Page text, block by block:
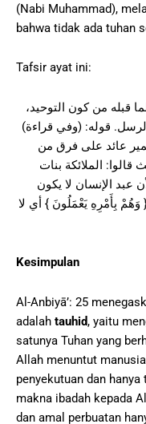
(Nabi Muhammad),
bahwa tidak ada tuhan
Tafsir ayat ini:
قبله من كون التوحيد،
قوله: (وفي قراءة)
عائد على فرق من
الملائكة بنات
عبد الإنسان لا يكون
بِأَمْرِهِ يَعْمَلُونَ } أي لا
Kesimpulan
Al-Anbiyā’: 25
adalah tauhid, yaitu
satunya Tuhan yang
Allah menuntut
penyekutuan dan
makna ibadah kepada
dan amal perbuatan